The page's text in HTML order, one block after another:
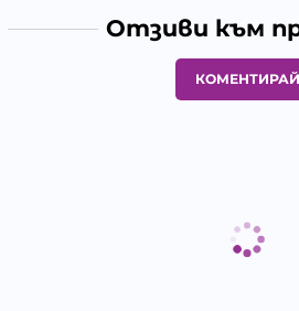
Отзиви към
КОМЕНТИРАЙ